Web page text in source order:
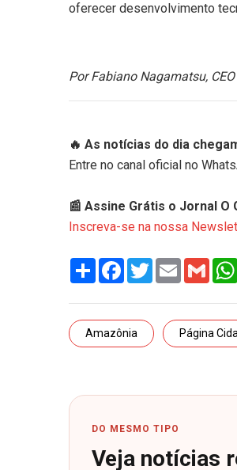
oferecer desenvolvimento
Por Fabiano Nagamatsu,
🔥 As notícias do dia
Entre no canal oficial no
📰 Assine Grátis o Jornal O
Inscreva-se na nossa
Share Facebook
TwitterEmail Gmail
Amazônia Página
DO MESMO TIPO
Veja notícias